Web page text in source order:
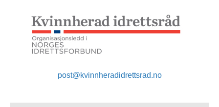
post@kvinnheradidrettsrad.no